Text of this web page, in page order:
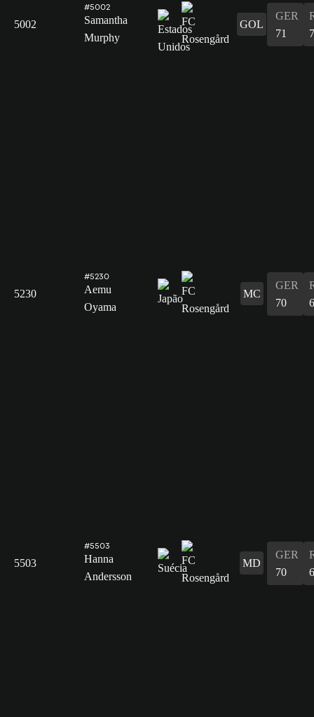
5002
#5002
Samantha
Murphy
GOL
GER
71
5230
#5230
Aemu
Oyama
MC
GER
70
5503
#5503
Hanna
Andersson
MD
GER
70